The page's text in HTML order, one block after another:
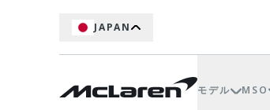
JAPAN
モデル MSO